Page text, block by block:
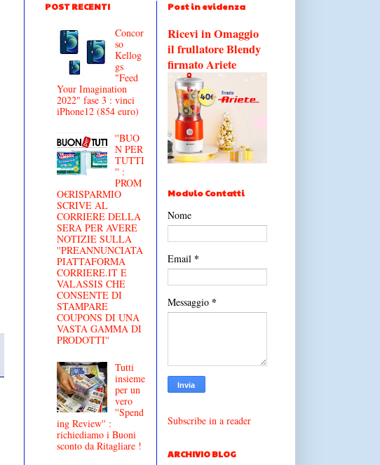
POST RECENTI
Concor
so
Kellog
gs
"Feed
Your Imagination
2022" fase 3 : vinci
iPhone12 (854 euro)
''BUO
N PER
TUTTI
'' :
PROM
O€RISPARMIO
SCRIVE AL
CORRIERE DELLA
SERA PER AVERE
NOTIZIE SULLA
''PREANNUNCIATA
PIATTAFORMA
CORRIERE.IT E
VALASSIS CHE
CONSENTE DI
STAMPARE
COUPONS DI UNA
VASTA GAMMA DI
PRODOTTI''
Tutti
insieme
per un
vero
''Spend
ing Review'' :
richiediamo i Buoni
sconto da Ritagliare !
Post in evidenza
Ricevi in Omaggio
il frullatore Blendy
firmato Ariete
Modulo Contatti
Nome
Email *
Messaggio *
Subscribe in a reader
ARCHIVIO BLOG